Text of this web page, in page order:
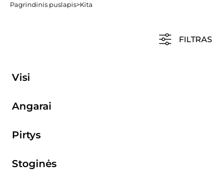
Pagrindinis puslapis>Kita
FILTRAS
Visi
Angarai
Pirtys
Stoginės